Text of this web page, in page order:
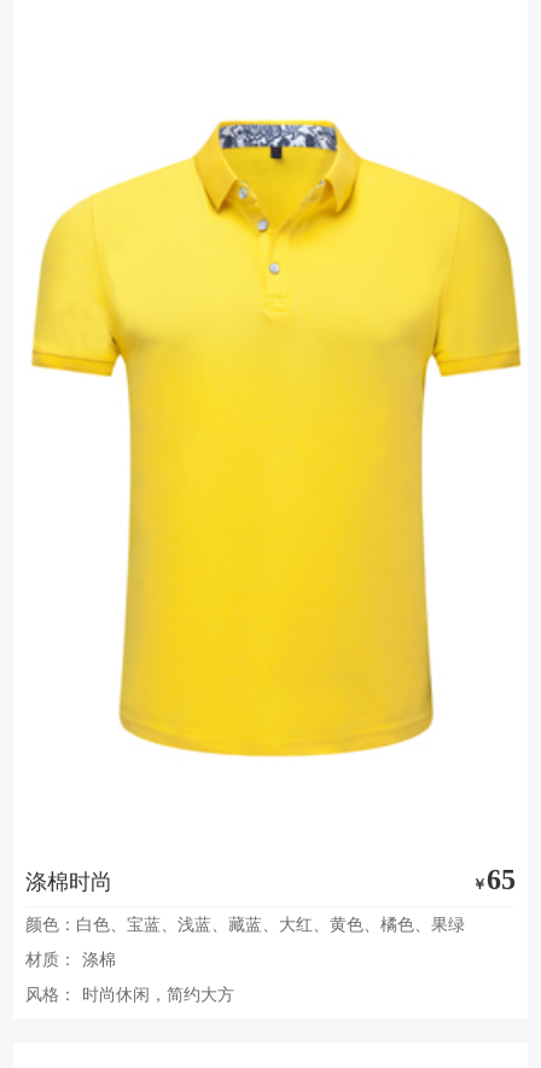
涤棉时尚 ￥65
颜色：白色、宝蓝、浅蓝、藏蓝、大红、黄色、橘色、果绿
材质：
涤棉
风格：
时尚休闲，简约大方